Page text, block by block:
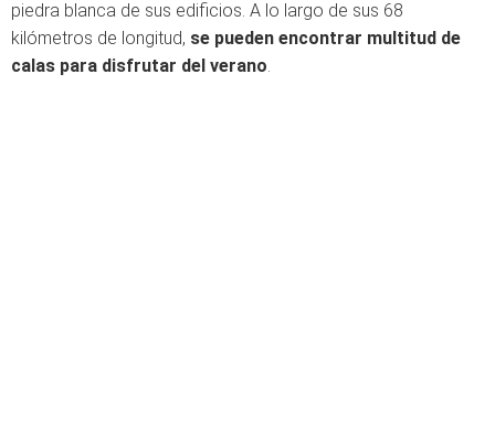
piedra blanca de sus edificios. A lo largo de sus 68
kilómetros de longitud, se pueden encontrar multitud de
calas para disfrutar del verano.